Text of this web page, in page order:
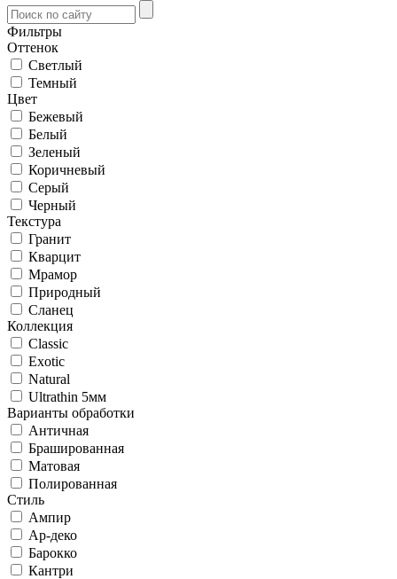
Фильтры
Оттенок
Светлый
Темный
Цвет
Бежевый
Белый
Зеленый
Коричневый
Серый
Черный
Текстура
Гранит
Кварцит
Мрамор
Природный
Сланец
Коллекция
Classic
Exotic
Natural
Ultrathin 5мм
Варианты обработки
Античная
Брашированная
Матовая
Полированная
Стиль
Ампир
Ар-деко
Барокко
Кантри